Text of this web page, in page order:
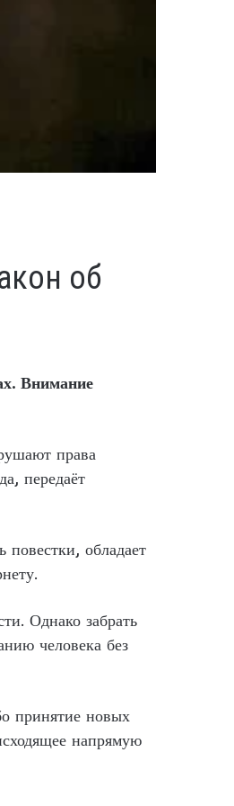
об
Внимание
права
передаёт
обладает
Однако забрать
человека без
принятие новых
напрямую